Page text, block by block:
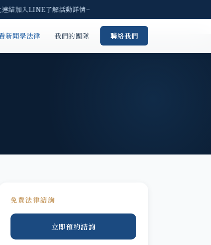
加入LINE了解活動詳情~
新聞學法律 我們的團隊 聯絡我們
免費法律諮詢
立即預約諮詢